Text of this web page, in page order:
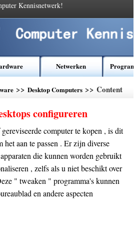
Kennisnetwerk!
Netwerken
>> Desktop Computers >> Content
configureren
computer te kopen , is dit
het aan te passen . Er zijn diverse
die kunnen worden gebruikt
, zelfs als u niet beschikt over
" tweaken " programma's kunnen
en andere aspecten